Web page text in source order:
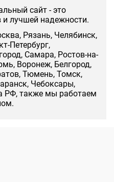
сайт - это
и лучшей надежности.
Рязань, Челябинск,
Петербург,
Самара, Ростов-на-
Воронеж, Белгород,
Тюмень, Томск,
Чебоксары,
РФ, также мы работаем